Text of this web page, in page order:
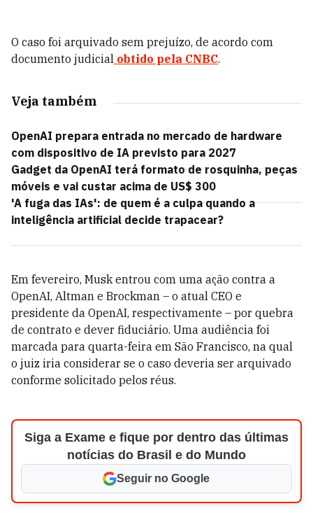
O caso foi arquivado sem prejuízo, de acordo com
documento judicial obtido pela CNBC.
Veja também
OpenAI prepara entrada no mercado de hardware
com dispositivo de IA previsto para 2027
Gadget da OpenAI terá formato de rosquinha, peças
móveis e vai custar acima de US$ 300
'A fuga das IAs': de quem é a culpa quando a
inteligência artificial decide trapacear?
Em fevereiro, Musk entrou com uma ação contra a
OpenAI, Altman e Brockman – o atual CEO e
presidente da OpenAI, respectivamente – por quebra
de contrato e dever fiduciário. Uma audiência foi
marcada para quarta-feira em São Francisco, na qual
o juiz iria considerar se o caso deveria ser arquivado
conforme solicitado pelos réus.
Siga a Exame e fique por dentro das últimas
notícias do Brasil e do Mundo
Seguir no Google